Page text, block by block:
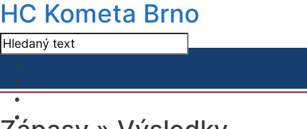
HC Kometa Brno